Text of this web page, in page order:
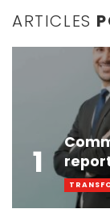
ARTICLES
1